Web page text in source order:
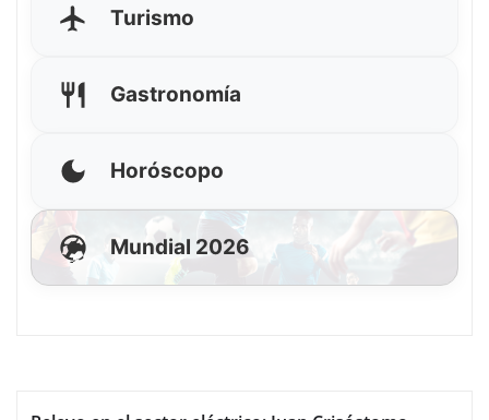
Turismo
Gastronomía
Horóscopo
Mundial 2026